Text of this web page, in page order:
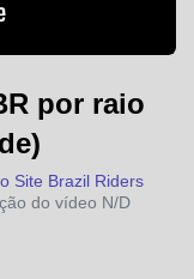
por raio
Site Brazil Riders
do vídeo N/D